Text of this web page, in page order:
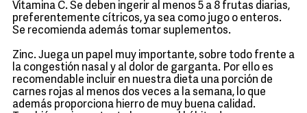
Vitamina C. Se deben ingerir al menos 5 a 8 frutas diarias,
preferentemente cítricos, ya sea como jugo o enteros.
Se recomienda además tomar suplementos.
Zinc. Juega un papel muy importante, sobre todo frente a
la congestión nasal y al dolor de garganta. Por ello es
recomendable incluir en nuestra dieta una porción de
carnes rojas al menos dos veces a la semana, lo que
además proporciona hierro de muy buena calidad.